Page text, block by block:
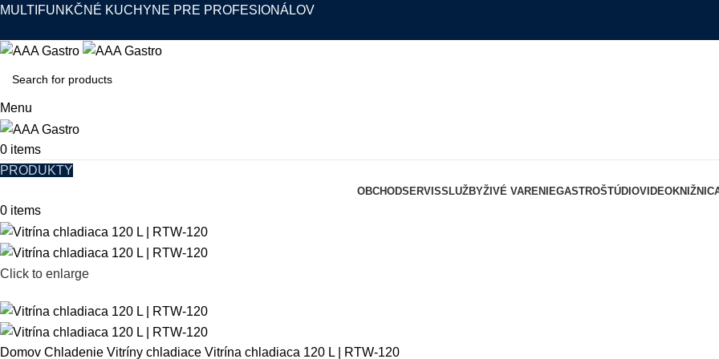
MULTIFUNKČNÉ KUCHYNE PRE PROFESIONÁLOV
Menu
0 items
PRODUKTY
OBCHODSERVISSLUŽBYŽIVÉ VARENIEGASTROŠTÚDIO
0 items
Click to enlarge
Domov Chladenie Vitríny chladiace Vitrína chladiaca 120 L | RTW-120